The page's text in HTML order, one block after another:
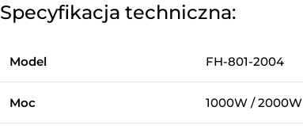
Specyfikacja techniczna:
Model FH-801-2004
Moc 1000W / 2000W